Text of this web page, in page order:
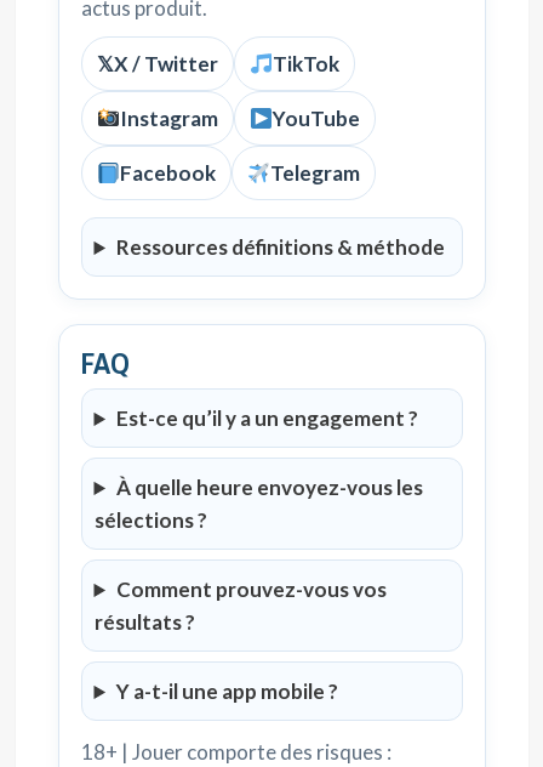
actus produit.
𝕏X / Twitter TikTok
Instagram YouTube
Facebook Telegram
Ressources définitions & méthode
FAQ
Est-ce qu’il y a un engagement ?
À quelle heure envoyez-vous les
sélections ?
Comment prouvez-vous vos
résultats ?
Y a-t-il une app mobile ?
18+ | Jouer comporte des risques :